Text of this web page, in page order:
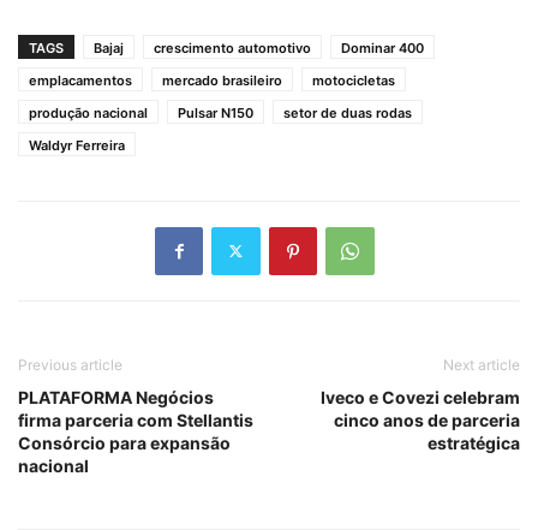
TAGS Bajaj crescimento automotivo
Dominar 400
emplacamentos
mercado brasileiro
motocicletas
produção nacional
Pulsar N150
setor de duas rodas
Waldyr Ferreira
Previous article
PLATAFORMA Negócios
firma parceria com Stellantis
Consórcio para expansão
nacional
Next article
Iveco e Covezi celebram
cinco anos de parceria
estratégica